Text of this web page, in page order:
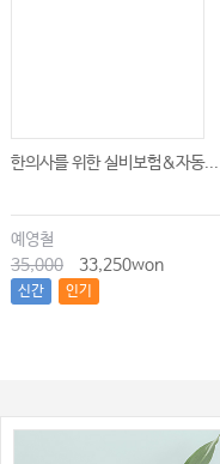
한의사를 위한 실비보험&자동...
예영철
35,000
33,250won
신간 인기